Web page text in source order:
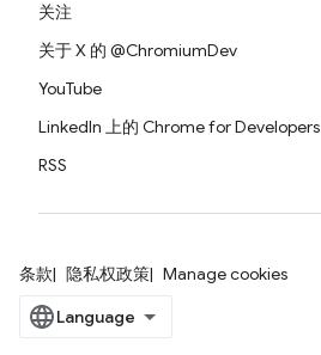
关注
关于 X 的 @ChromiumDev
YouTube
LinkedIn 上的 Chrome for Developers
RSS
条款 隐私权政策 Manage cookies